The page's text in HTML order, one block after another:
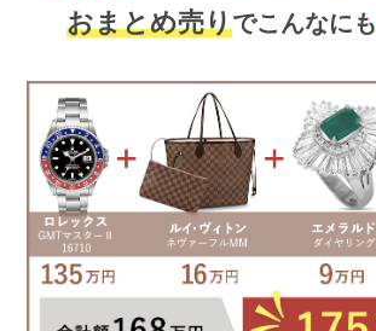
おまとめ売りでこんなにも